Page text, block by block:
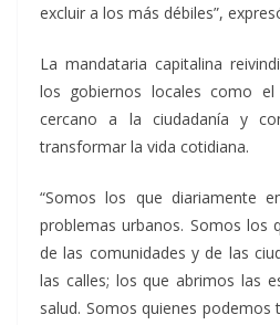
excluir a los más débiles”,
La mandataria capitalina
los gobiernos locales como
cercano a la ciudadanía y
transformar la vida cotidiana.
“Somos los que diariamente
problemas urbanos. Somos los
de las comunidades y de las
las calles; los que abrimos las
salud. Somos quienes